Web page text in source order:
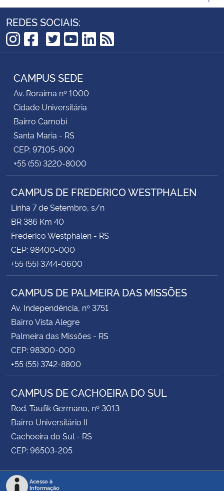
REDES SOCIAIS:
Instagram
Facebook
TikTok
Twitter
YouTube
LinkedIn
RSS
CAMPUS SEDE
Av. Roraima nº 1000
Cidade Universitária
Bairro Camobi
Santa Maria - RS
CEP: 97105-900
+55 (55) 3220-8000
CAMPUS DE FREDERICO WESTPHALEN
Linha 7 de Setembro, s/n
BR 386 Km 40
Frederico Westphalen - RS
CEP: 98400-000
+55 (55) 3744-0600
CAMPUS DE PALMEIRA DAS MISSÕES
Av. Independência, nº 3751
Bairro Vista Alegre
Palmeira das Missões - RS
CEP: 98300-000
+55 (55) 3742-8800
CAMPUS DE CACHOEIRA DO SUL
Rod. Taufik Germano, nº 3013
Bairro Universitário II
Cachoeira do Sul - RS
CEP: 96503-205
Acesso à
Informação